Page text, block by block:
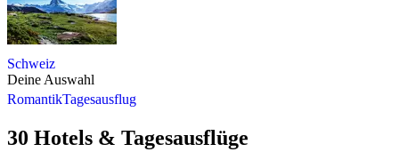
Schweiz
Deine Auswahl
RomantikTagesausflug
30 Hotels & Tagesausflüge